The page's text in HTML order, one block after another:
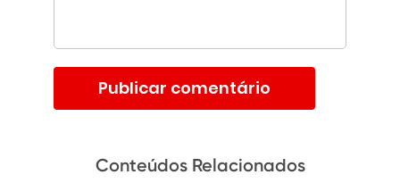
Conteúdos Relacionados